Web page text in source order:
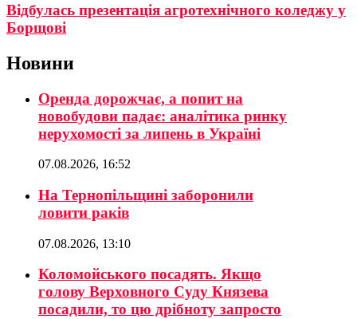
Відбулась презентація агротехнічного коледжу у
Борщові
Новини
Оренда дорожчає, а попит на
новобудови падає: аналітика ринку
нерухомості за липень в Україні
07.08.2026, 16:52
На Тернопільщині заборонили
ловити раків
07.08.2026, 13:10
Коломойського посадять. Якщо
голову Верховного Суду Князева
посадили, то цю дрібноту запросто